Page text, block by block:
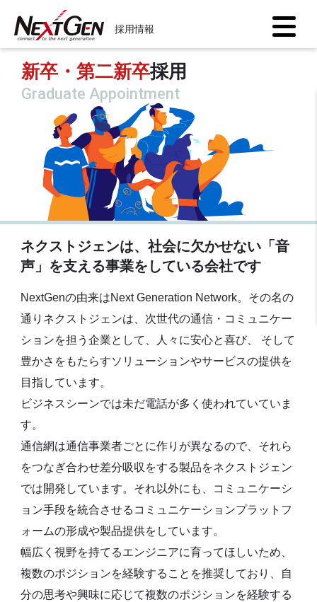
採用情報
新卒・第二新卒採用
Graduate Appointment
ネクストジェンは、社会に欠かせない「音
声」を支える事業をしている会社です
NextGenの由来はNext Generation Network。その名の
通りネクストジェンは、次世代の通信・コミュニケー
ションを担う企業として、人々に安心と喜び、 そして
豊かさをもたらすソリューションやサービスの提供を
目指しています。
ビジネスシーンでは未だ電話が多く使われていていま
す。
通信網は通信事業者ごとに作りが異なるので、それら
をつなぎ合わせ差分吸収をする製品をネクストジェン
では開発しています。それ以外にも、コミュニケーシ
ョン手段を統合させるコミュニケーションプラットフ
ォームの形成や製品提供をしています。
幅広く視野を持てるエンジニアに育ってほしいため、
複数のポジションを経験することを推奨しており、自
分の思考や興味に応じて複数のポジションを経験する